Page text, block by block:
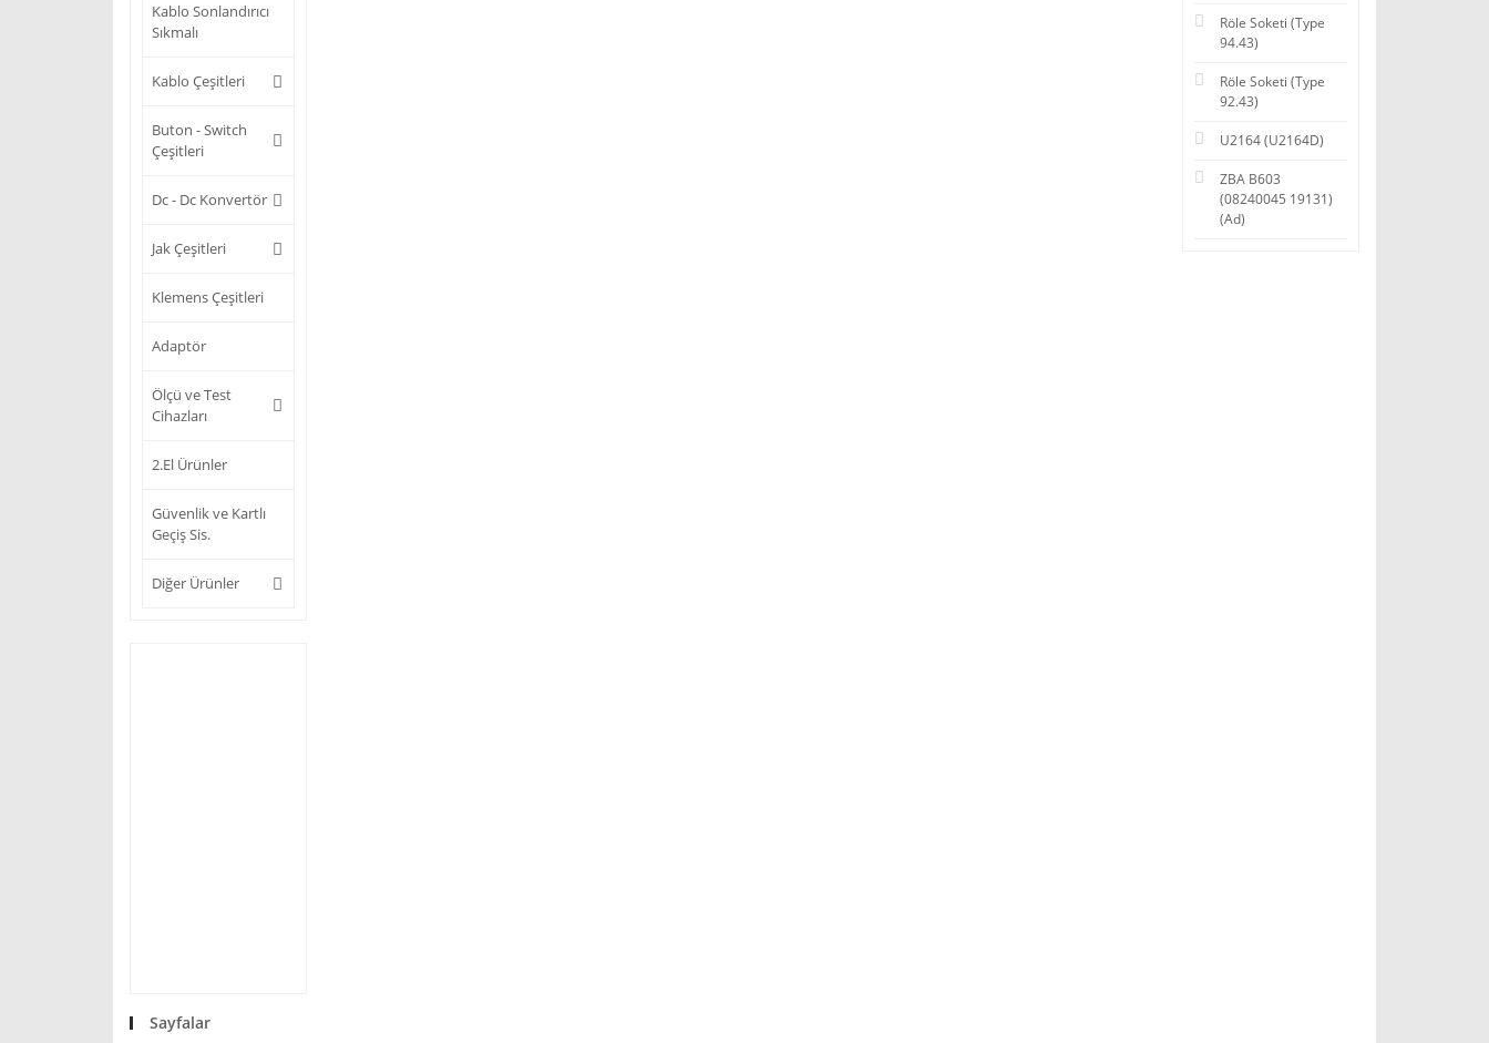
Kablo Sonlandırıcı
Sıkmalı
Kablo Çeşitleri
Buton - Switch
Çeşitleri
Dc - Dc Konvertör
Jak Çeşitleri
Klemens Çeşitleri
Adaptör
Ölçü ve Test
Cihazları
2.El Ürünler
Güvenlik ve Kartlı
Geçiş Sis.
Diğer Ürünler
Sayfalar
Röle Soketi (Type
94.43)
Röle Soketi (Type
92.43)
U2164 (U2164D)
ZBA B603
(08240045 19131)
(Ad)